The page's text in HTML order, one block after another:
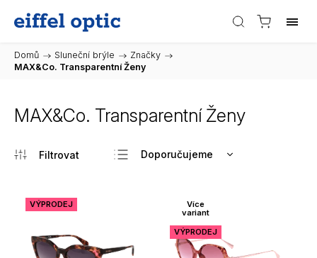
Domů / Sluneční brýle / Značky /
MAX&Co. Transparentní Ženy
MAX&Co. Transparentní Ženy
Doporučujeme
Nejdražší
Abecedně
VÝPRODEJ
Více
variant
VÝPRODEJ